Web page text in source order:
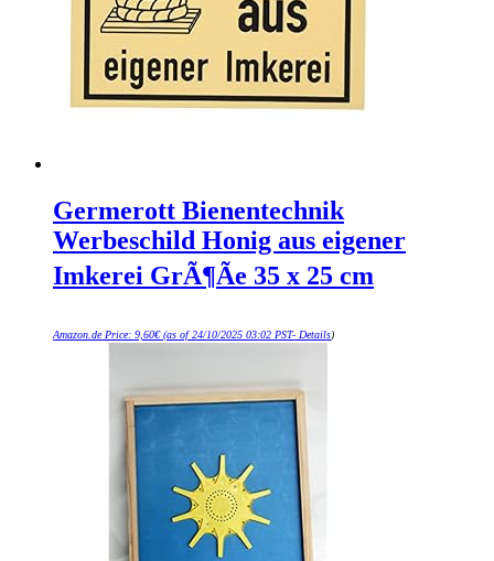
Germerott Bienentechnik
Werbeschild Honig aus eigener
Imkerei GrÃ¶Ãe 35 x 25 cm
Amazon.de Price: 9,60€(as of 24/10/2025 03:02 PST- Details)